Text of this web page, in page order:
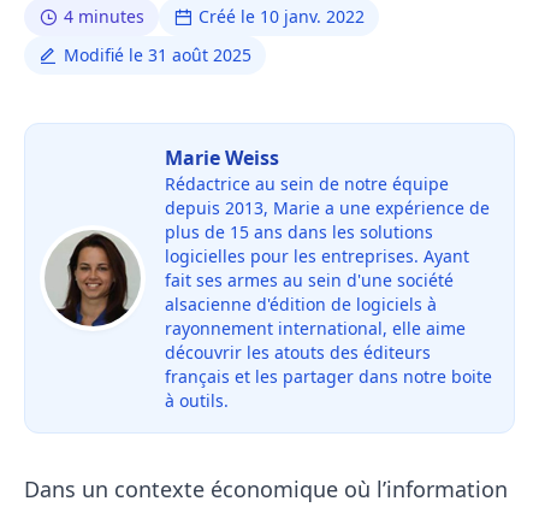
4 minutes
Créé le 10 janv. 2022
Modifié le 31 août 2025
Marie Weiss
Rédactrice au sein de notre équipe
depuis 2013, Marie a une expérience de
plus de 15 ans dans les solutions
logicielles pour les entreprises. Ayant
fait ses armes au sein d'une société
alsacienne d'édition de logiciels à
rayonnement international, elle aime
découvrir les atouts des éditeurs
français et les partager dans notre boite
à outils.
Dans un contexte économique où l’information